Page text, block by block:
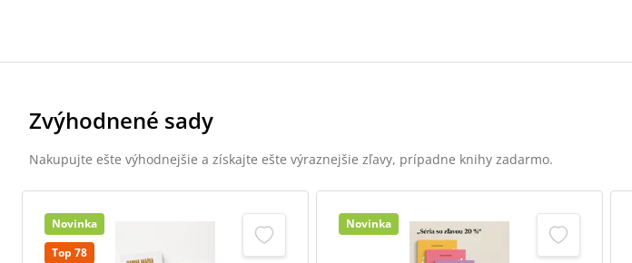
Zvýhodnené sady
Nakupujte ešte výhodnejšie a získajte ešte výraznejšie zľavy, prípadne knihy zadarmo.
Novinka
Top 78
Novinka